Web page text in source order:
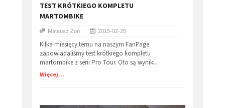
TEST KRÓTKIEGO KOMPLETU
MARTOMBIKE
Mateusz Zoń 2015-02-25
Kilka miesięcy temu na naszym FanPage
zapowiadaliśmy test krótkiego kompletu
martombike z serii Pro Tour. Oto są wyniki.
Więcej...